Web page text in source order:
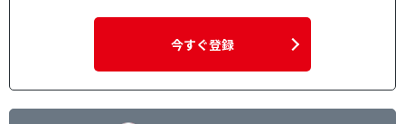
今すぐ登録